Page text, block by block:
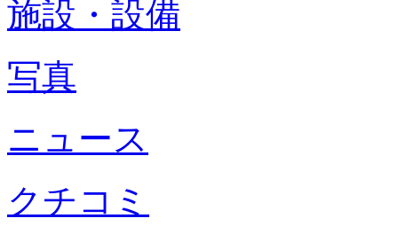
施設・設備
写真
ニュース
クチコミ